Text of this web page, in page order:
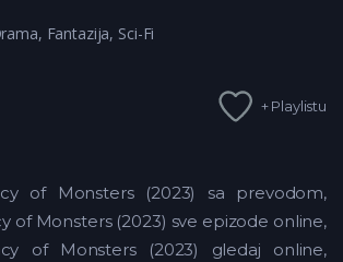
, Fantazija, Sci-Fi
+ Playlistu
of Monsters (2023) sa prevodom,
of Monsters (2023) sve epizode online,
of Monsters (2023) gledaj online,